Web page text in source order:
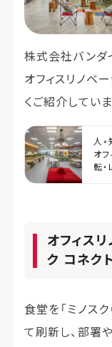
株式会社バンダ
オフィスリノベ
くご紹介していま
人×
オ
転・
オフィス
ク コネ
食堂を「ミノス
て刷新し、部署